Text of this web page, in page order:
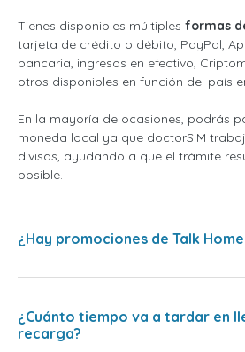
Tienes disponibles múltiples formas
tarjeta de crédito o débito, PayPal,
bancaria, ingresos en efectivo,
otros disponibles en función del país
En la mayoría de ocasiones, podrás
moneda local ya que doctorSIM
divisas, ayudando a que el trámite
posible.
¿Hay promociones de Talk
¿Cuánto tiempo va a tardar en
recarga?